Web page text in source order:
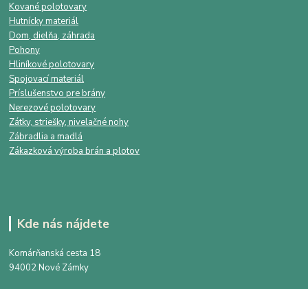
Kované polotovary
Hutnícky materiál
Dom, dielňa, záhrada
Pohony
Hliníkové polotovary
Spojovací materiál
Príslušenstvo pre brány
Nerezové polotovary
Zátky, striešky, nivelačné nohy
Zábradlia a madlá
Zákazková výroba brán a plotov
Kde nás nájdete
Komárňanská cesta 18
94002 Nové Zámky